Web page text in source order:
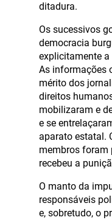
ditadura.
Os sucessivos
democracia
explicitamente
As informações
mérito dos
direitos
mobilizaram e
e se
aparato estatal.
membros foram
recebeu a
O manto da
responsáveis
e, sobretudo, o